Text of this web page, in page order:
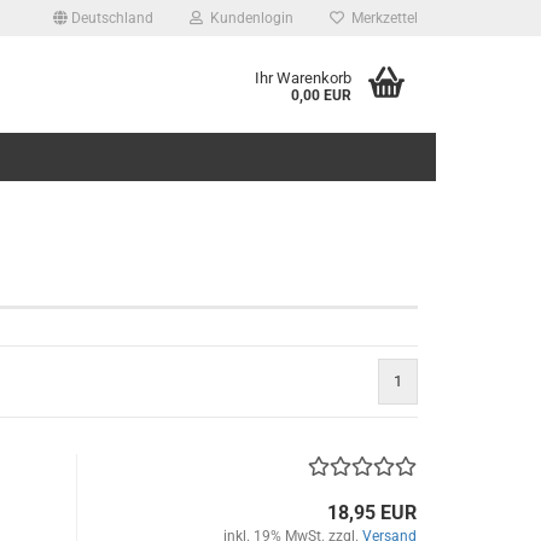
Deutschland Kundenlogin Merkzettel
Ihr Warenkorb
0,00 EUR
1
18,95 EUR
inkl. 19% MwSt. zzgl. Versand